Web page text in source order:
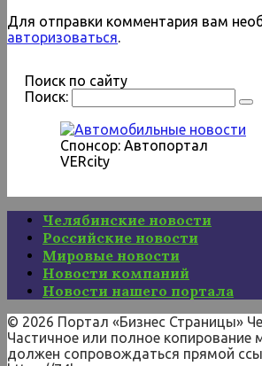
Для отправки комментария вам
авторизоваться.
Поиск по сайту
Поиск:
Спонсор: Автопортал
VERcity
Челябинские новости
Российские новости
Мировые новости
Новости компаний
Новости нашего портала
© 2026 Портал «Бизнес Страницы»
Частичное или полное копирование
должен сопровождаться прямой